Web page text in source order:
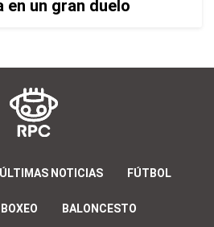
en un gran duelo
ÚLTIMAS NOTICIAS FÚTBOL
BOXEO BALONCESTO